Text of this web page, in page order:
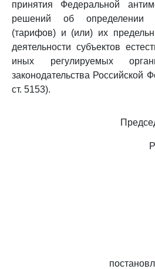
принятия Федеральной
решений об определении
(тарифов) и (или) их
деятельности субъектов
иных регулируемых
законодательства Российской
ст. 5153).